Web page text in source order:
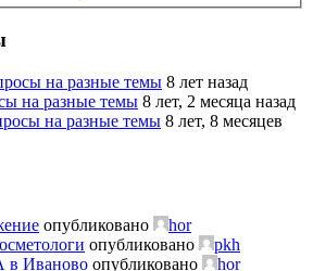
на разные темы 8 лет назад
на разные темы 8 лет, 2 месяца назад
на разные темы 8 лет, 8 месяцев
опубликовано
hor
опубликовано
pkh
Иваново опубликовано hor